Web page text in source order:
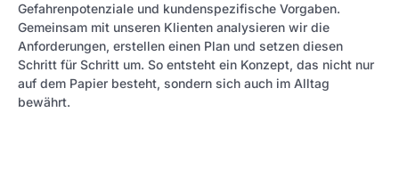
Gefahrenpotenziale und kundenspezifische Vorgaben.
Gemeinsam mit unseren Klienten analysieren wir die
Anforderungen, erstellen einen Plan und setzen diesen
Schritt für Schritt um. So entsteht ein Konzept, das nicht nur
auf dem Papier besteht, sondern sich auch im Alltag
bewährt.